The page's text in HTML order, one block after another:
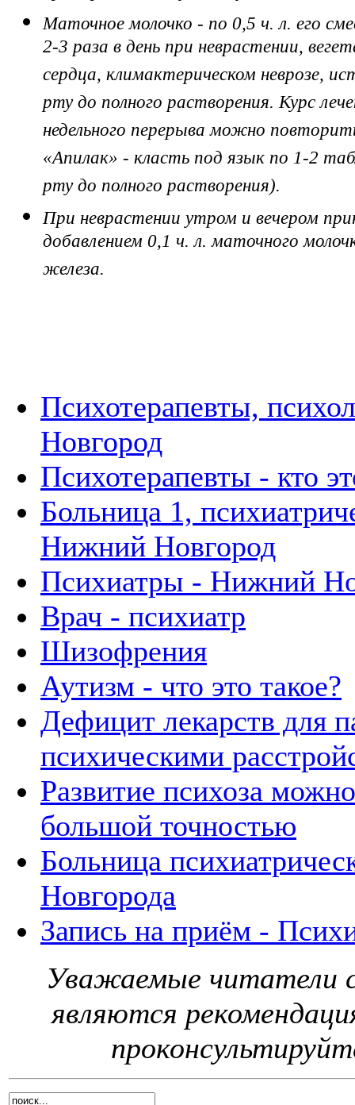
Маточное молочко - по 0,5 ч. л. его
2-3 раза в день при неврастении,
сердца, климактерическом неврозе,
рту до полного растворения. Курс
недельного перерыва можно
«Апилак» - класть под язык по 1-2
рту до полного растворения).
При неврастении утром и вечером
добавлением 0,1 ч. л. маточного
железа.
Психотерапевты,
Новгород
Психотерапевты - кто
Больница 1,
Нижний Новгород
Психиатры - Нижний
Врач - психиатр
Шизофрения
Аутизм - что это такое?
Дефицит лекарств для
психическими
Развитие психоза
большой точностью
Больница
Новгорода
Запись на приём -
Уважаемые читатели
являются